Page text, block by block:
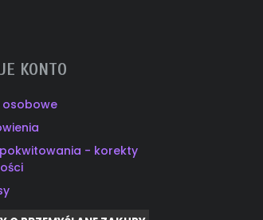
KONTO
osobowe
- korekty